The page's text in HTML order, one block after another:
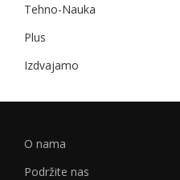
Tehno-Nauka
Plus
Izdvajamo
O nama
Podržite nas